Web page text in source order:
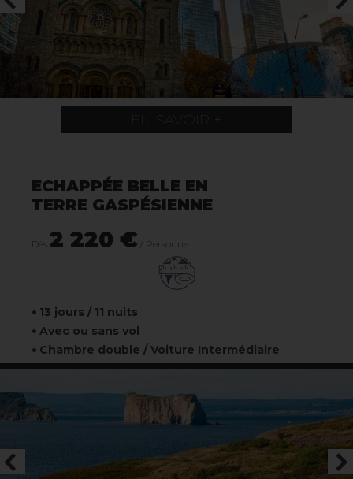
EN SAVOIR +
ECHAPPÉE BELLE EN
TERRE GASPÉSIENNE
Dès 2 220 € / Personne
13 jours / 11 nuits
Avec ou sans vol
Chambre double / Voiture Intermédiaire